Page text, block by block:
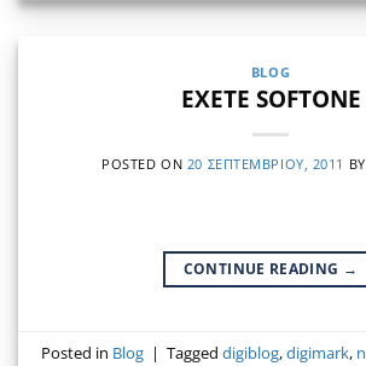
BLOG
EXETE SOFTONE
POSTED ON 20 ΣΕΠΤΕΜΒΡΊΟΥ, 2011 BY
CONTINUE READING →
Posted in Blog | Taggeddigiblog,digimark,